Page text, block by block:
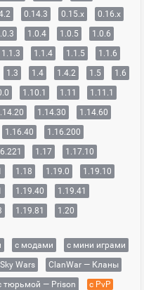
0.14.3 0.15.x
0.16.x
1.0.4 1.0.5
1.0.6
1.1.3 1.1.4 1.1.5
1.1.6
1.3 1.4 1.4.2 1.5
1.6
1.10.1 1.11
1.11.1
1.14.30
1.14.60
1.16.40
1.16.200
1.17
1.17.10
1.18 1.19.0
1.19.10
1.19.40
1.19.41
1.19.81 1.20
с модами
с мини играми
Sky Wars
ClanWar — Кланы
тюрьмой — Prison
с PvP